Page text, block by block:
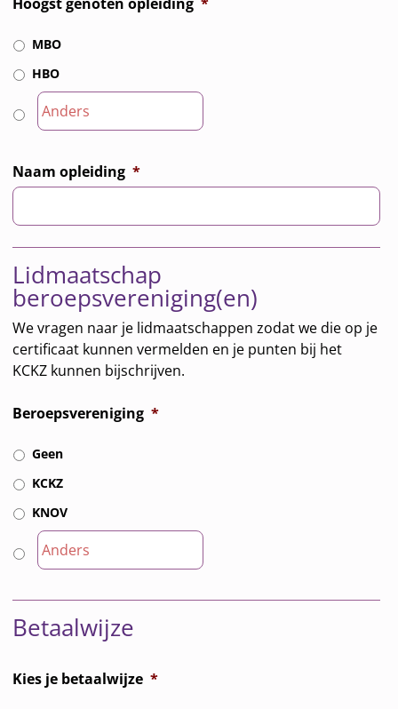
MBO
HBO
Naam opleiding *
Lidmaatschap
beroepsvereniging(en)
We vragen naar je lidmaatschappen zodat we die op je
certificaat kunnen vermelden en je punten bij het
KCKZ kunnen bijschrijven.
Beroepsvereniging *
Geen
KCKZ
KNOV
Betaalwijze
Kies je betaalwijze *